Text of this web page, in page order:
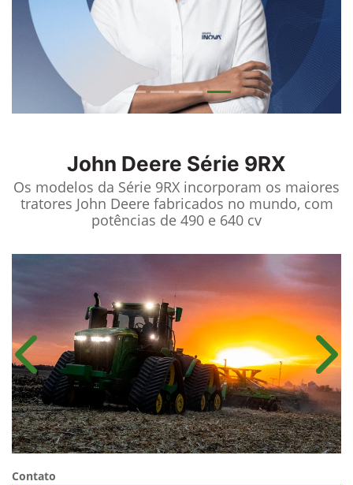
John Deere Série 9RX
Os modelos da Série 9RX incorporam os maiores
tratores John Deere fabricados no mundo, com
potências de 490 e 640 cv
Anterior
Contato